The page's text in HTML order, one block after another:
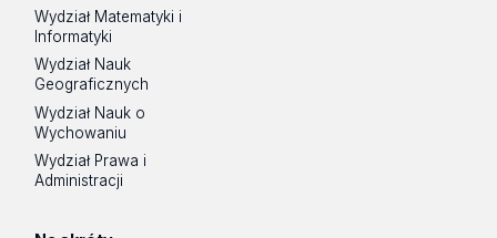
Wydział Matematyki i
Informatyki
Wydział Nauk
Geograficznych
Wydział Nauk o
Wychowaniu
Wydział Prawa i
Administracji